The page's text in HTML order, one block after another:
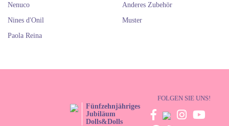
Nenuco
Nines d'Onil
Paola Reina
Anderes Zubehör
Muster
Fünfzehnjähriges
Jubiläum
Dolls&Dolls
FOLGEN SIE UNS!